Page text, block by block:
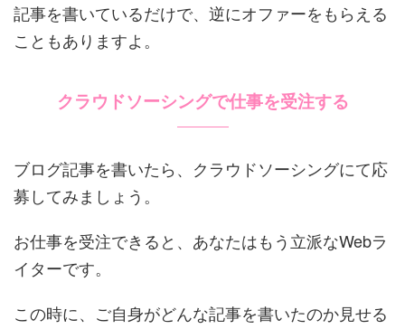
記事を書いているだけで、逆にオファーをもらえる
こともありますよ。
クラウドソーシングで仕事を受注する
ブログ記事を書いたら、クラウドソーシングにて応
募してみましょう。
お仕事を受注できると、あなたはもう立派なWebラ
イターです。
この時に、ご自身がどんな記事を書いたのか見せる